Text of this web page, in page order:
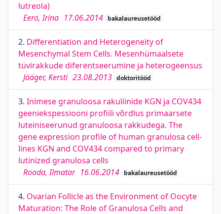
lutreola)
Eero, Irina 17.06.2014 bakalaureusetööd
2. Differentiation and Heterogeneity of
Mesenchymal Stem Cells. Mesenhümaalsete
tüvirakkude diferentseerumine ja heterogeensus
Jääger, Kersti 23.08.2013 doktoritööd
3. Inimese granuloosa rakuliinide KGN ja COV434
geeniekspessiooni profiili võrdlus primaarsete
luteiniseerunud granuloosa rakkudega. The
gene expression profile of human granulosa cell-
lines KGN and COV434 compared to primary
lutinized granulosa cells
Rooda, Ilmatar 16.06.2014 bakalaureusetööd
4. Ovarian Follicle as the Environment of Oocyte
Maturation: The Role of Granulosa Cells and